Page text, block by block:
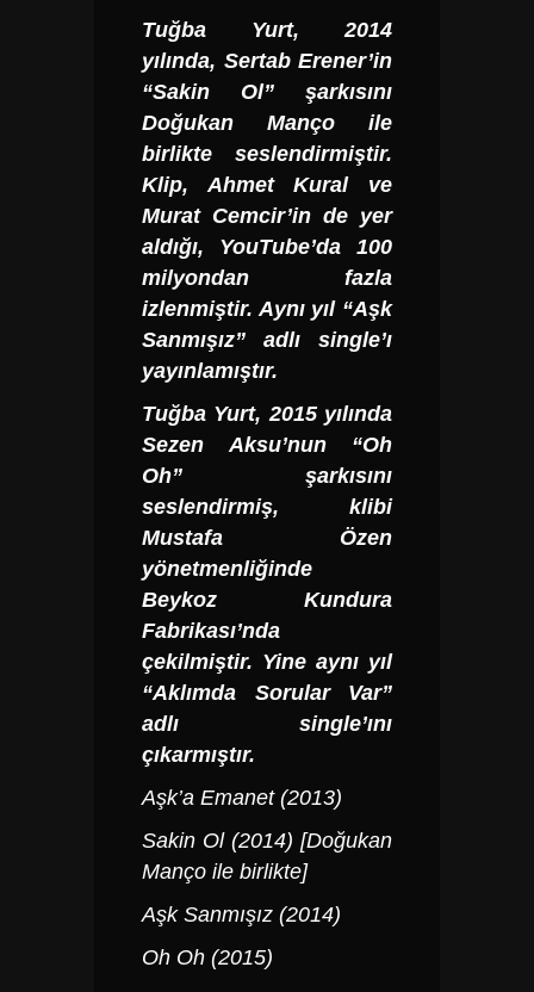
Tuğba Yurt,
2014
yılında, Sertab Erener’in
“Sakin Ol” şarkısını
Doğukan Manço ile
birlikte seslendirmiştir.
Klip, Ahmet Kural ve
Murat Cemcir’in de yer
aldığı, YouTube’da 100
milyondan fazla
izlenmiştir. Aynı yıl “Aşk
Sanmışız” adlı single’ı
yayınlamıştır.
Tuğba Yurt, 2015 yılında
Sezen Aksu’nun “Oh
Oh” şarkısını
seslendirmiş, klibi
Mustafa Özen
yönetmenliğinde
Beykoz Kundura
Fabrikası’nda
çekilmiştir. Yine aynı yıl
“Aklımda Sorular Var”
adlı single’ını
çıkarmıştır.
Aşk’a Emanet (2013)
Sakin Ol (2014) [Doğukan
Manço ile birlikte]
Aşk Sanmışız (2014)
Oh Oh (2015)